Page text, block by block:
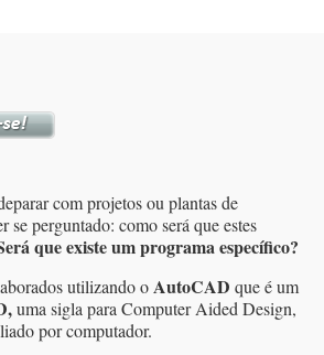
com projetos ou plantas de
se perguntado: como será que estes
que existe um programa específico?
utilizando oAutoCAD que é um
uma sigla para Computer Aided Design,
por computador.